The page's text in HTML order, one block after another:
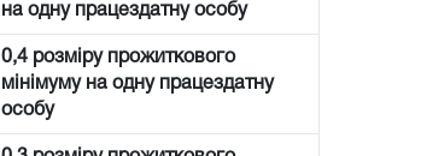
на одну працездатну особу
0,4 розміру прожиткового
мінімуму на одну працездатну
особу